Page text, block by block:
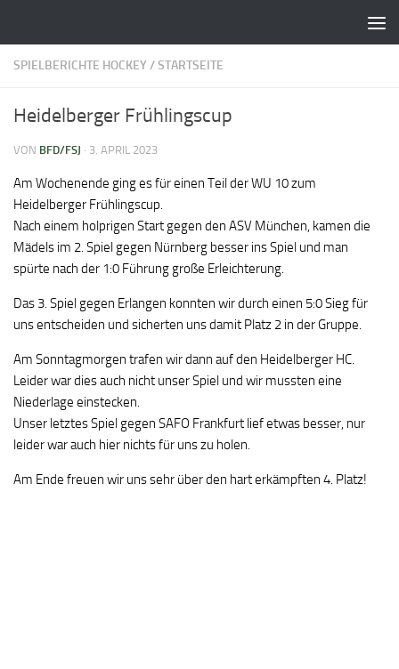
SPIELBERICHTE HOCKEY/STARTSEITE
Heidelberger Frühlingscup
VON BFD/FSJ · 3. APRIL 2023
Am Wochenende ging es für einen Teil der WU 10 zum
Heidelberger Frühlingscup.
Nach einem holprigen Start gegen den ASV München, kamen die
Mädels im 2. Spiel gegen Nürnberg besser ins Spiel und man
spürte nach der 1:0 Führung große Erleichterung.
Das 3. Spiel gegen Erlangen konnten wir durch einen 5:0 Sieg für
uns entscheiden und sicherten uns damit Platz 2 in der Gruppe.
Am Sonntagmorgen trafen wir dann auf den Heidelberger HC.
Leider war dies auch nicht unser Spiel und wir mussten eine
Niederlage einstecken.
Unser letztes Spiel gegen SAFO Frankfurt lief etwas besser, nur
leider war auch hier nichts für uns zu holen.
Am Ende freuen wir uns sehr über den hart erkämpften 4. Platz!